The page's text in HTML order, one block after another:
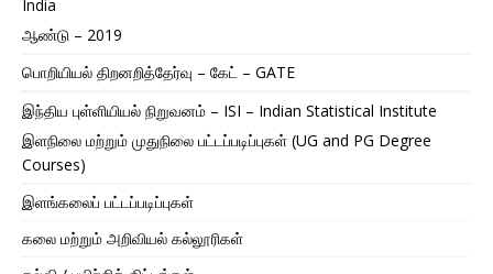
India
ஆண்டு – 2019
பொறியியல் திறனறித்தேர்வு – கேட் – GATE
இந்திய புள்ளியியல் நிறுவனம் – ISI – Indian Statistical Institute
இளநிலை மற்றும் முதுநிலை பட்டப்படிப்புகள் (UG and PG Degree
Courses)
இளங்கலைப் பட்டப்படிப்புகள்
கலை மற்றும் அறிவியல் கல்லூரிகள்